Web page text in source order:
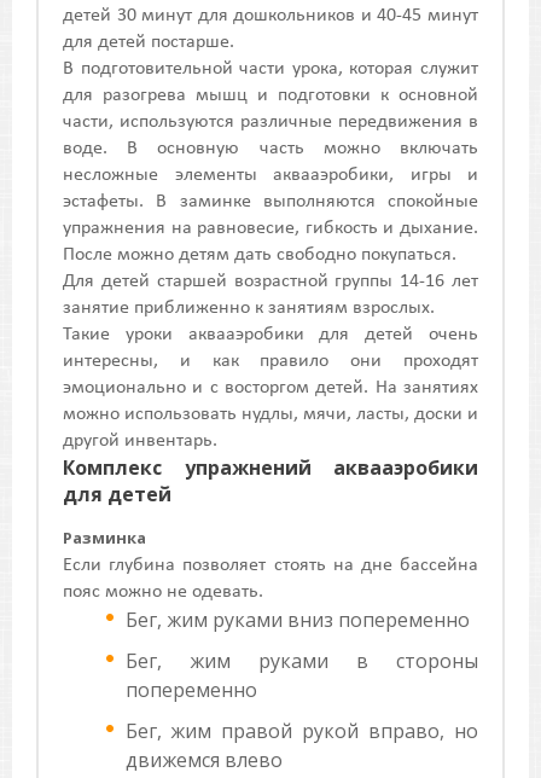
детей 30 минут для дошкольников и 40-45 минут
для детей постарше.
В подготовительной части урока, которая служит
для разогрева мышц и подготовки к основной
части, используются различные передвижения в
воде. В основную часть можно включать
несложные элементы аквааэробики, игры и
эстафеты. В заминке выполняются спокойные
упражнения на равновесие, гибкость и дыхание.
После можно детям дать свободно покупаться.
Для детей старшей возрастной группы 14-16 лет
занятие приближенно к занятиям взрослых.
Такие уроки аквааэробики для детей очень
интересны, и как правило они проходят
эмоционально и с восторгом детей. На занятиях
можно использовать нудлы, мячи, ласты, доски и
другой инвентарь.
Комплекс упражнений аквааэробики
для детей
Разминка
Если глубина позволяет стоять на дне бассейна
пояс можно не одевать.
Бег, жим руками вниз попеременно
Бег, жим руками в стороны
попеременно
Бег, жим правой рукой вправо, но
движемся влево